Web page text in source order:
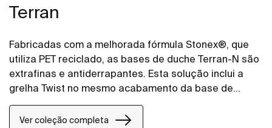
Terran
Fabricadas com a melhorada fórmula Stonex®, que
utiliza PET reciclado, as bases de duche Terran-N são
extrafinas e antiderrapantes. Esta solução inclui a
grelha Twist no mesmo acabamento da base de
duche, mas o design pode ser alterado adicionando
uma grelha Mosaico ou Tijolo.
Ver coleção completa